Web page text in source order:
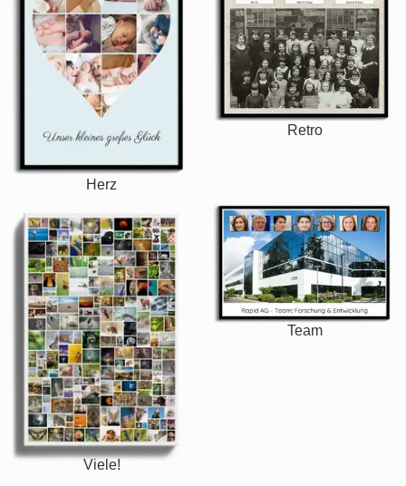
Herz
Retro
Viele!
Team